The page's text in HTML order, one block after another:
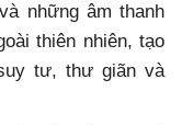
những âm thanh
thiên nhiên, tạo
tư, thư giãn và